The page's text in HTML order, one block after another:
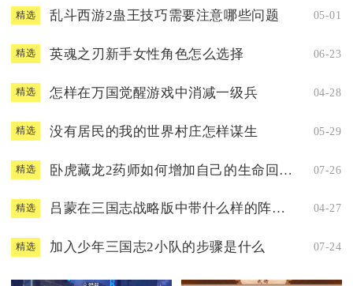
精选 乱斗西游2蛊王技巧需要注意哪些问题 05-01
精选 英魂之刃新手女性角色怎么选择 06-23
精选 怎样在万国觉醒游戏中消减一级兵 04-28
精选 没有居民的我的世界村庄怎样谋生 05-29
精选 卧虎藏龙2药师如何增加自己的生命回复速度 07-26
精选 吕蒙在三国志战略版中带什么样的阵法较好 04-27
精选 加入少年三国志2小队的步骤是什么 07-24